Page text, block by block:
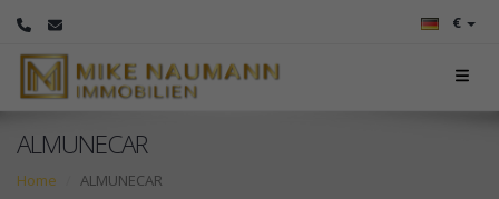
€
ALMUNECAR
Home ALMUNECAR